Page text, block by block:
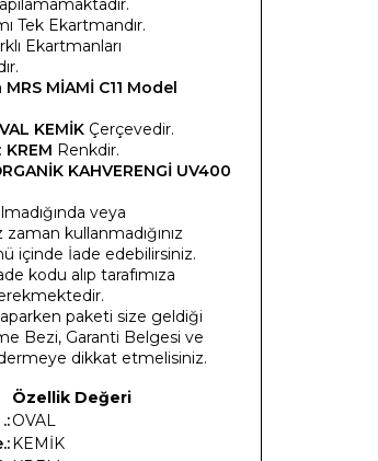
Tek Ekartmandır.
Ekartmanları
MRS MİAMİ C11 Model
KEMİK Çerçevedir.
KREM Renkdir.
KAHVERENGİ UV400
veya
kullanmadığınız
içinde İade edebilirsiniz.
kodu alıp tarafımıza
paketi size geldiği
Bezi, Garanti Belgesi ve
dikkat etmelisiniz.
Özellik Değeri
OVAL
KEMİK